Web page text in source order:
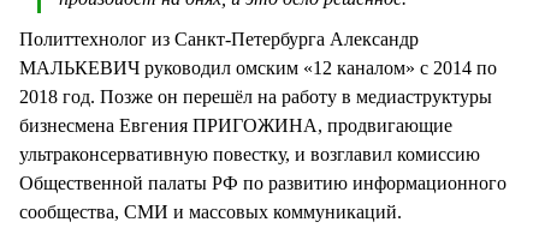
Политтехнолог из Санкт-Петербурга Александр
МАЛЬКЕВИЧ руководил омским «12 каналом» с 2014 по
2018 год. Позже он перешёл на работу в медиаструктуры
бизнесмена Евгения ПРИГОЖИНА, продвигающие
ультраконсервативную повестку, и возглавил комиссию
Общественной палаты РФ по развитию информационного
сообщества, СМИ и массовых коммуникаций.